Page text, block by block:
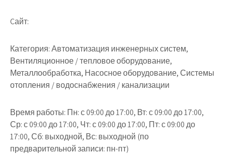
Cайт:
Категория: Автоматизация инженерных систем,
Вентиляционное / тепловое оборудование,
Металлообработка, Насосное оборудование, Системы
отопления / водоснабжения / канализации
Время работы: Пн: с 09:00 до 17:00, Вт: с 09:00 до 17:00,
Ср: с 09:00 до 17:00, Чт: с 09:00 до 17:00, Пт: с 09:00 до
17:00, Сб: выходной, Вс: выходной (по
предварительной записи: пн-пт)